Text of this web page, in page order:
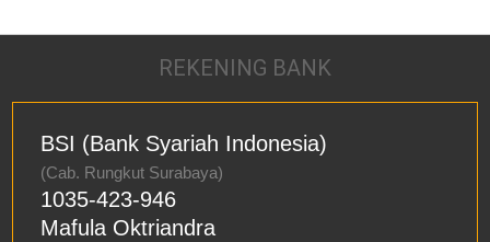
REKENING BANK
BSI (Bank Syariah Indonesia)
(Cab. Rungkut Surabaya)
1035-423-946
Mafula Oktriandra